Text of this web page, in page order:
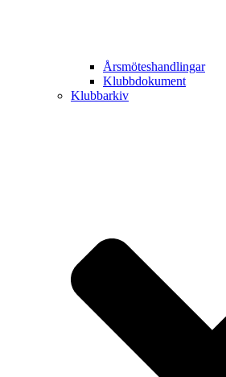
Årsmöteshandlingar
Klubbdokument
Klubbarkiv